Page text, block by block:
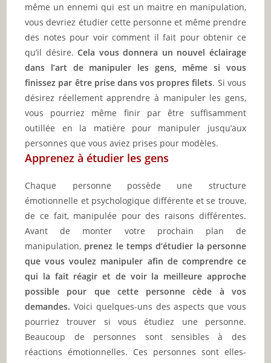
même un ennemi qui est un maitre en manipulation,
vous devriez étudier cette personne et même prendre
des notes pour voir comment il fait pour obtenir ce
qu’il désire.Cela vous donnera un nouvel éclairage
dans l’art de manipuler les gens, même si vous
finissez par être prise dans vos propres filets. Si vous
désirez réellement apprendre à manipuler les gens,
vous pourriez même finir par être suffisamment
outillée en la matière pour manipuler jusqu’aux
personnes que vous aviez prises pour modèles.
Apprenez à étudier les gens
Chaque personne possède une structure
émotionnelle et psychologique différente et se trouve,
de ce fait, manipulée pour des raisons différentes.
Avant de monter votre prochain plan de
manipulation, prenez le temps d’étudier la personne
que vous voulez manipuler afin de comprendre ce
qui la fait réagir et de voir la meilleure approche
possible pour que cette personne cède à vos
demandes. Voici quelques-uns des aspects que vous
pourriez trouver si vous étudiez une personne.
Beaucoup de personnes sont sensibles à des
réactions émotionnelles. Ces personnes sont elles-